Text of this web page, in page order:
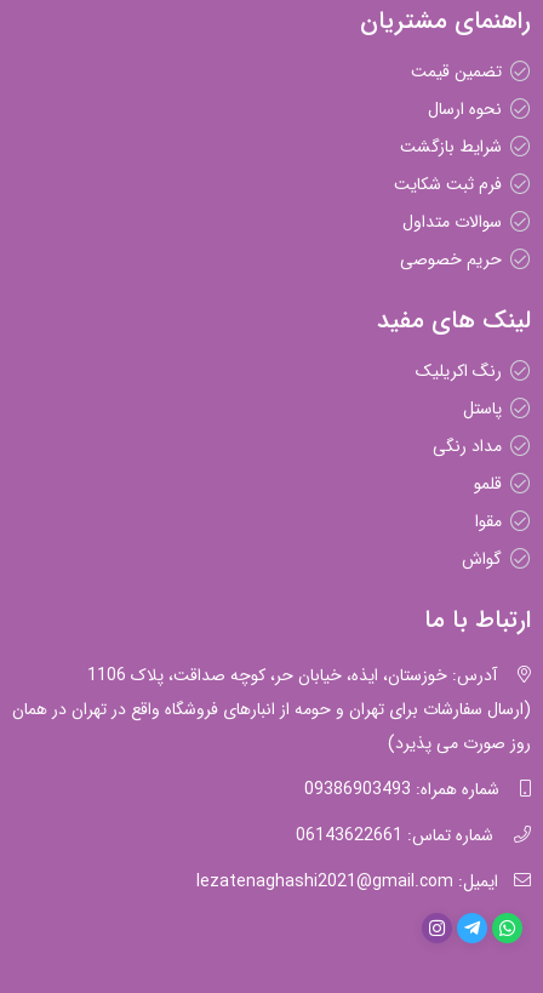
راهنمای مشتریان
تضمین قیمت
نحوه ارسال
شرایط بازگشت
فرم ثبت شکایت
سوالات متداول
حریم خصوصی
لینک های مفید
رنگ اکریلیک
پاستل
مداد رنگی
قلمو
مقوا
گواش
ارتباط با ما
آدرس: خوزستان، ایذه، خیابان حر، کوچه صداقت، پلاک 1106
(ارسال سفارشات برای تهران و حومه از انبارهای فروشگاه واقع در تهران در همان
روز صورت می پذیرد)
شماره همراه: 09386903493
شماره تماس: 06143622661
ایمیل: lezatenaghashi2021@gmail.com